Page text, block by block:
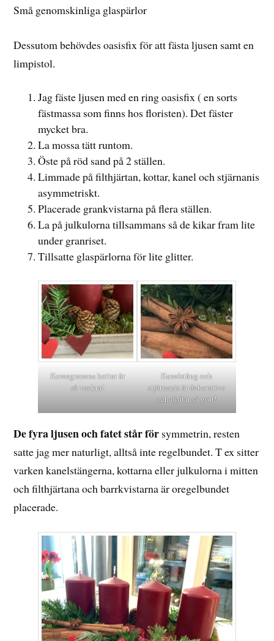
Små genomskinliga glaspärlor
Dessutom behövdes oasisfix för att fästa ljusen samt en
limpistol.
Jag fäste ljusen med en ring oasisfix ( en sorts
fästmassa som finns hos floristen). Det fäster
mycket bra.
La mossa tätt runtom.
Öste på röd sand på 2 ställen.
Limmade på filthjärtan, kottar, kanel och stjärnanis
asymmetriskt.
Placerade grankvistarna på flera ställen.
La på julkulorna tillsammans så de kikar fram lite
under granriset.
Tillsatte glaspärlorna för lite glitter.
Koreagranens kottar är
så vackra!
Kanelstång och
stjärnanis är dekorativa
och doftar så gott!
De fyra ljusen och fatet står för symmetrin, resten
satte jag mer naturligt, alltså inte regelbundet. T ex sitter
varken kanelstängerna, kottarna eller julkulorna i mitten
och filthjärtana och barrkvistarna är oregelbundet
placerade.